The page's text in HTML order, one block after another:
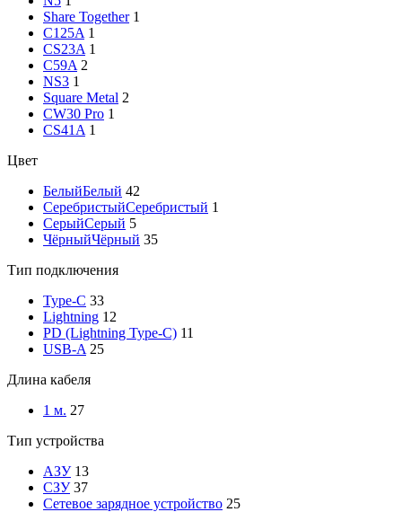
Share Together 1
C125A 1
CS23A 1
C59A 2
NS3 1
Square Metal 2
CW30 Pro 1
CS41A 1
Цвет
БелыйБелый 42
СеребристыйСеребристый 1
СерыйСерый 5
ЧёрныйЧёрный 35
Тип подключения
Type-C 33
Lightning 12
PD (Lightning Type-C) 11
USB-A 25
Длина кабеля
1 м. 27
Тип устройства
АЗУ 13
СЗУ 37
Сетевое зарядное устройство 25